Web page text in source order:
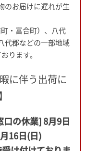
のお届けに遅れが生
・富合町）、八代
代郡などの一部地域
ります。
に伴う出荷に
の休業] 8月9日
16日(日)